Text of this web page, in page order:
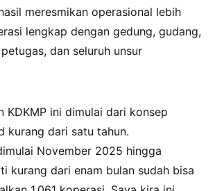
meresmikan operasional lebih
lengkap dengan gedung, gudang,
dan seluruh unsur
KDKMP ini dimulai dari konsep
kurang dari satu tahun.
November 2025 hingga
kurang dari enam bulan sudah bisa